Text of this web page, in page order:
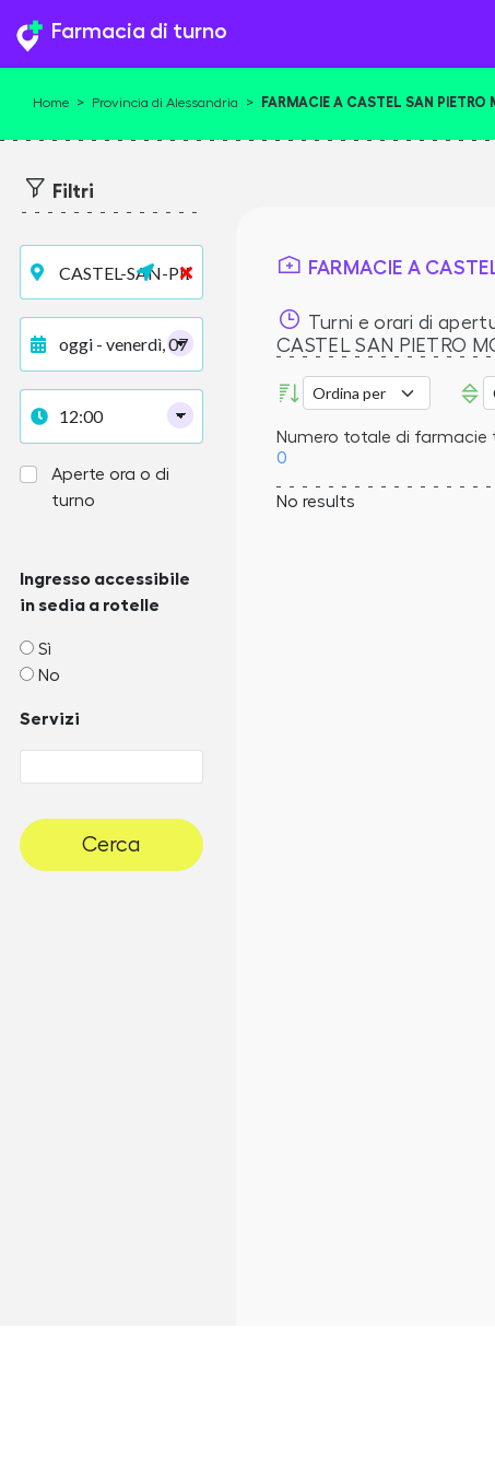
Farmacia di turno
Home > Provincia di Alessandria > FARMACIE A CASTEL SAN PIETRO
FARMACIE A
Turni e orari di
CASTEL SAN PIETRO
Numero totale di
0
No results
Filtri
Aperte ora o di
turno
Ingresso accessibile
in sedia a rotelle
Sì
No
Servizi
Cerca